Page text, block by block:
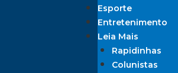
Esporte
Entretenimento
Leia Mais
Rapidinhas
Colunistas